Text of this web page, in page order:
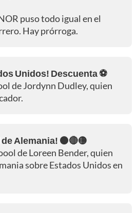
puso todo igual en el
Hay prórroga.
Unidos! Descuenta ⚽
de Jordynn Dudley, quien
Alemania! ⚫🔴🟡
de Loreen Bender, quien
sobre Estados Unidos en